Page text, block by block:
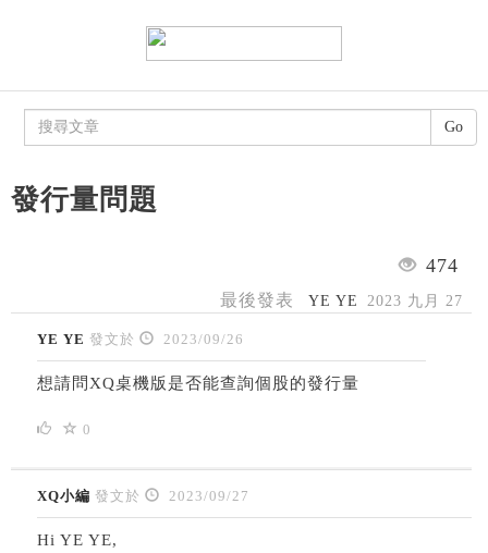
發行量問題
474
最後發表 YE YE 2023 九月 27
YE YE 發文於 2023/09/26
想請問XQ桌機版是否能查詢個股的發行量
0
XQ小編 發文於 2023/09/27
Hi YE YE,
Go